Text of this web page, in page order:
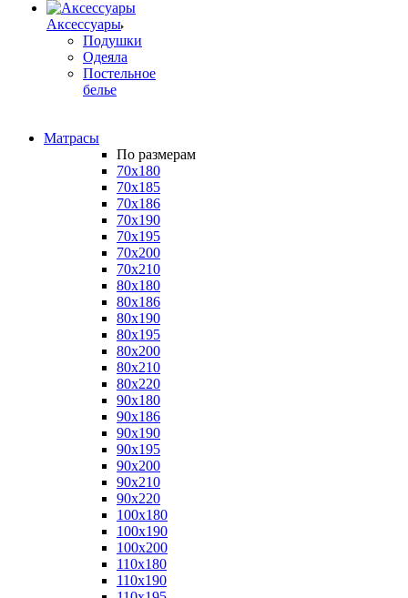
Аксессуары
Подушки
Одеяла
Постельное
белье
Матрасы
По размерам
70x180
70x185
70x186
70x190
70x195
70x200
70x210
80x180
80x186
80x190
80x195
80x200
80x210
80x220
90x180
90x186
90x190
90x195
90x200
90x210
90x220
100x180
100x190
100x200
110x180
110x190